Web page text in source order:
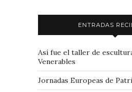
ENTRADAS
Así fue el taller de
Venerables
Jornadas Europeas de